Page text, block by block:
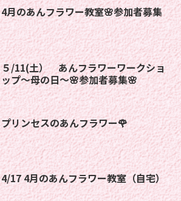
4月のあんフラワー教室🌸参加者募集
５/11(土） あんフラワーワークショ
ップ〜母の日〜🌸参加者募集🌸
プリンセスのあんフラワー🌹
4/17 4月のあんフラワー教室（自宅）